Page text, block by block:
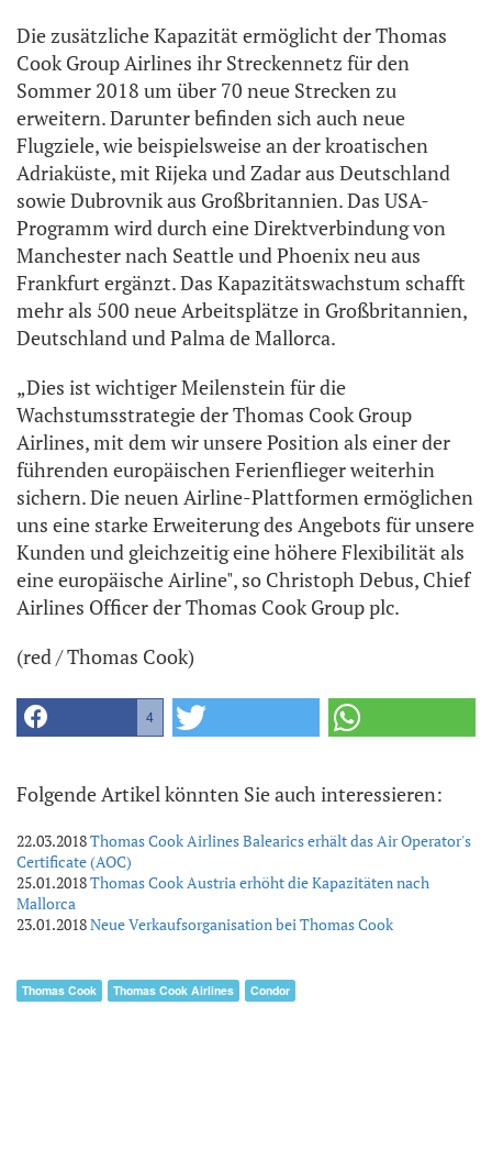
Die zusätzliche Kapazität ermöglicht der Thomas
Cook Group Airlines ihr Streckennetz für den
Sommer 2018 um über 70 neue Strecken zu
erweitern. Darunter befinden sich auch neue
Flugziele, wie beispielsweise an der kroatischen
Adriaküste, mit Rijeka und Zadar aus Deutschland
sowie Dubrovnik aus Großbritannien. Das USA-
Programm wird durch eine Direktverbindung von
Manchester nach Seattle und Phoenix neu aus
Frankfurt ergänzt. Das Kapazitätswachstum schafft
mehr als 500 neue Arbeitsplätze in Großbritannien,
Deutschland und Palma de Mallorca.
„Dies ist wichtiger Meilenstein für die
Wachstumsstrategie der Thomas Cook Group
Airlines, mit dem wir unsere Position als einer der
führenden europäischen Ferienflieger weiterhin
sichern. Die neuen Airline-Plattformen ermöglichen
uns eine starke Erweiterung des Angebots für unsere
Kunden und gleichzeitig eine höhere Flexibilität als
eine europäische Airline", so Christoph Debus, Chief
Airlines Officer der Thomas Cook Group plc.
(red / Thomas Cook)
4
Folgende Artikel könnten Sie auch interessieren:
22.03.2018Thomas Cook Airlines Balearics erhält das Air Operator's
Certificate (AOC)
25.01.2018Thomas Cook Austria erhöht die Kapazitäten nach
Mallorca
23.01.2018Neue Verkaufsorganisation bei Thomas Cook
Thomas Cook Thomas Cook Airlines Condor